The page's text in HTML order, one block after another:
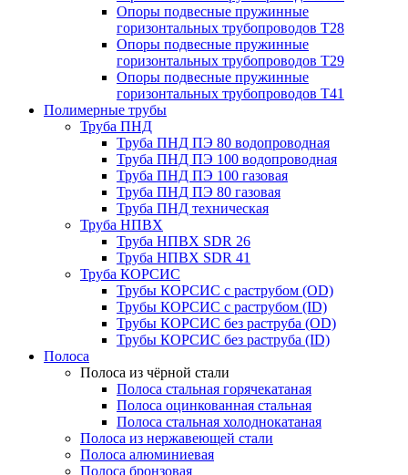
Опоры подвесные пружинные
горизонтальных трубопроводов Т28
Опоры подвесные пружинные
горизонтальных трубопроводов Т29
Опоры подвесные пружинные
горизонтальных трубопроводов Т41
Полимерные трубы
Труба ПНД
Труба ПНД ПЭ 80 водопроводная
Труба ПНД ПЭ 100 водопроводная
Труба ПНД ПЭ 100 газовая
Труба ПНД ПЭ 80 газовая
Труба ПНД техническая
Труба НПВХ
Труба НПВХ SDR 26
Труба НПВХ SDR 41
Труба КОРСИС
Трубы КОРСИС с раструбом (OD)
Трубы КОРСИС с раструбом (ID)
Трубы КОРСИС без раструба (OD)
Трубы КОРСИС без раструба (ID)
Полоса
Полоса из чёрной стали
Полоса стальная горячекатаная
Полоса оцинкованная стальная
Полоса стальная холоднокатаная
Полоса из нержавеющей стали
Полоса алюминиевая
Полоса бронзовая